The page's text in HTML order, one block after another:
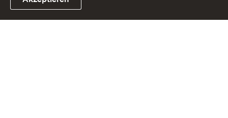
Link zum Landesportal